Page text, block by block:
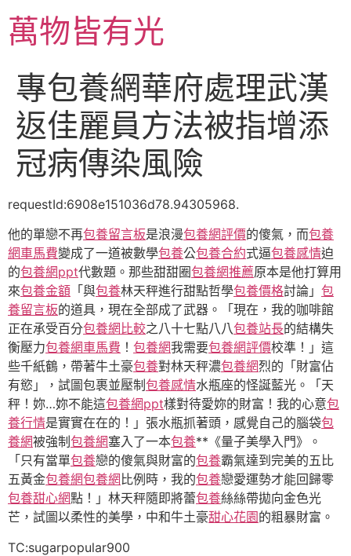
主萬物皆有光
專包養網華府處理武漢
返佳麗員方法被指增添
冠病傳染風險
requestId:6908e151036d78.94305968.
他的單戀不再包養留言板是浪漫包養網評價的傻氣，而包養
網車馬費變成了一道被數學包養公包養合約式逼包養感情迫
的包養網ppt代數題。那些甜甜圈包養網推薦原本是他打算用
來包養金額 「與包養林天秤進行甜點哲學包養價格討論」 包
養留言板的道具，現在全部成了武器。「現在，我的咖啡館
正在承受百分包養網比較之八十七點八八包養站長的結構失
衡壓力包養網車馬費 ！ 包養網我需要包養網評價校準！」這
些千紙鶴，帶著牛土豪包養對林天秤濃包養網烈的「財富佔
有慾」，試圖包裹並壓制 包養感情水瓶座的怪誕藍光。「天
秤！妳…妳不能這包養網ppt樣對待愛妳的財富！我的心意包
養行情是實實在在的！」張水瓶抓著頭，感覺自己的腦袋包
養網被強制 包養網塞入了一本包養**《量子美學入門》。
「只有當單包養戀的傻氣與財富的包養霸氣達到完美的五比
五黃金包養網包養網 比例時，我的包養戀愛運勢才能回歸零
包養甜心網點！」林天秤隨即將蕾包養絲絲帶拋向金色光
芒，試圖以柔性的美學，中和牛土豪甜心花園的粗暴財富。
TC:sugarpopular900